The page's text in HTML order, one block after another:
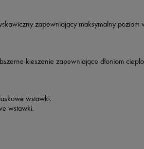
zapewniający maksymalny
kieszenie zapewniające dłoniom
wstawki.
wstawki.